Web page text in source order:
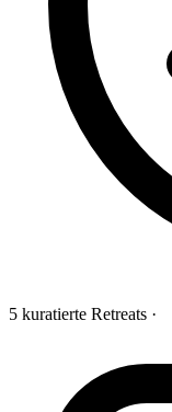
5 kuratierte Retreats ·